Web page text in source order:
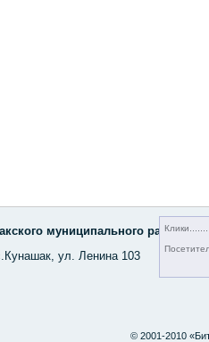
муниципального района,
ул. Ленина 103
Клики
© 2001-2010